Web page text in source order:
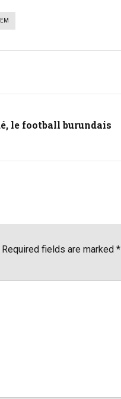
le football burundais
fields are marked *